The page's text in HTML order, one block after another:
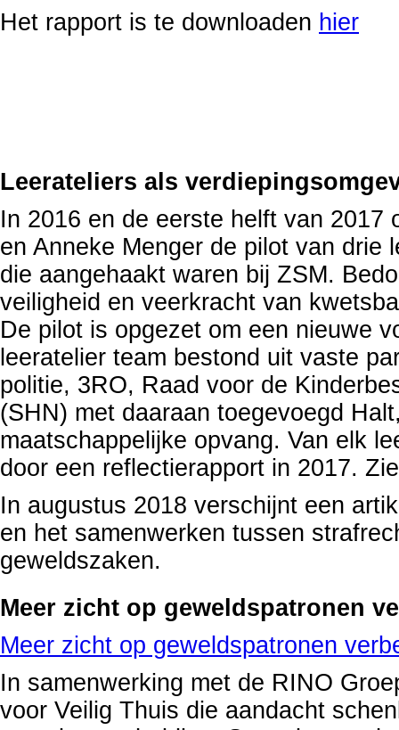
Het rapport is te downloaden hier
Leerateliers als
In 2016 en de eerste helft van
en Anneke Menger de pilot van drie
die aangehaakt waren bij ZSM.
veiligheid en veerkracht van
De pilot is opgezet om een nieuwe
leeratelier team bestond uit vaste
politie, 3RO, Raad voor de
(SHN) met daaraan toegevoegd
maatschappelijke opvang. Van elk
door een reflectierapport in 2017.
In augustus 2018 verschijnt een
en het samenwerken tussen
geweldszaken.
Meer zicht op geweldspatronen
Meer zicht op geweldspatronen
In samenwerking met de RINO
voor Veilig Thuis die aandacht